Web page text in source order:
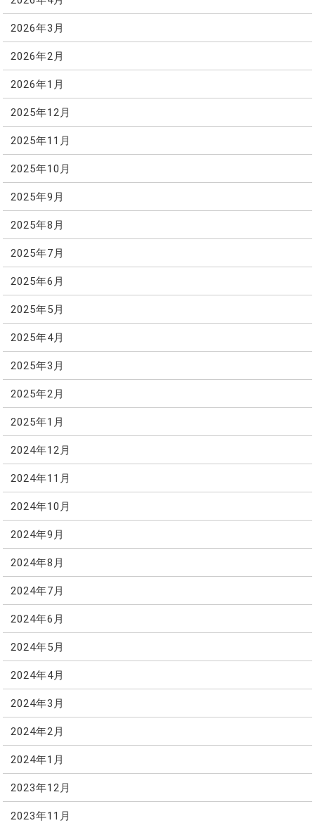
2026年3月
2026年2月
2026年1月
2025年12月
2025年11月
2025年10月
2025年9月
2025年8月
2025年7月
2025年6月
2025年5月
2025年4月
2025年3月
2025年2月
2025年1月
2024年12月
2024年11月
2024年10月
2024年9月
2024年8月
2024年7月
2024年6月
2024年5月
2024年4月
2024年3月
2024年2月
2024年1月
2023年12月
2023年11月